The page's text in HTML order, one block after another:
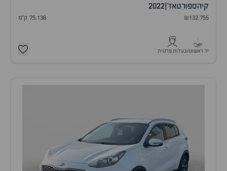
קיהספורטאז' 2022
₪132,755 75,136 ק"מ
1
יד ראשונהבעלות פרטית